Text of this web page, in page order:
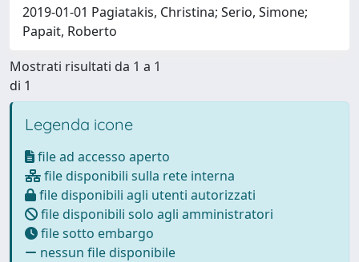
2019-01-01 Pagiatakis, Christina; Serio, Simone;
Papait, Roberto
Mostrati risultati da 1 a 1
di 1
Legenda icone
file ad accesso aperto
file disponibili sulla rete interna
file disponibili agli utenti autorizzati
file disponibili solo agli amministratori
file sotto embargo
nessun file disponibile